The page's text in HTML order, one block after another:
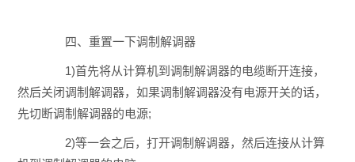
四、重置一下调制解调器
1)首先将从计算机到调制解调器的电缆断开连接，
然后关闭调制解调器，如果调制解调器没有电源开关的话，
先切断调制解调器的电源;
2)等一会之后，打开调制解调器，然后连接从计算